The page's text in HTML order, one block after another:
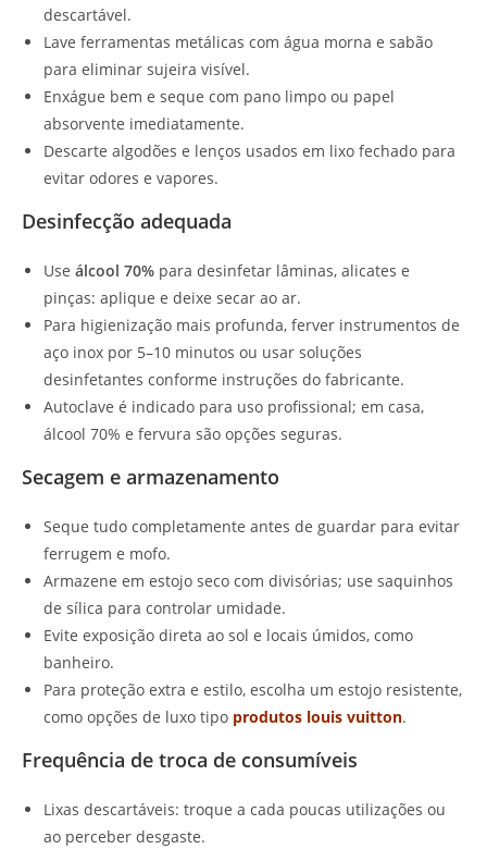
descartável.
Lave ferramentas metálicas com água morna e sabão
para eliminar sujeira visível.
Enxágue bem e seque com pano limpo ou papel
absorvente imediatamente.
Descarte algodões e lenços usados em lixo fechado para
evitar odores e vapores.
Desinfecção adequada
Use álcool 70% para desinfetar lâminas, alicates e
pinças: aplique e deixe secar ao ar.
Para higienização mais profunda, ferver instrumentos de
aço inox por 5–10 minutos ou usar soluções
desinfetantes conforme instruções do fabricante.
Autoclave é indicado para uso profissional; em casa,
álcool 70% e fervura são opções seguras.
Secagem e armazenamento
Seque tudo completamente antes de guardar para evitar
ferrugem e mofo.
Armazene em estojo seco com divisórias; use saquinhos
de sílica para controlar umidade.
Evite exposição direta ao sol e locais úmidos, como
banheiro.
Para proteção extra e estilo, escolha um estojo resistente,
como opções de luxo tipo produtos louis vuitton.
Frequência de troca de consumíveis
Lixas descartáveis: troque a cada poucas utilizações ou
ao perceber desgaste.